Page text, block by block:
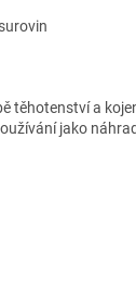
těhotenství a
jako